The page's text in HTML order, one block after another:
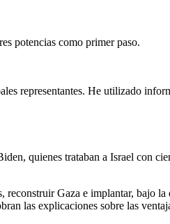
potencias como primer paso.
representantes. He utilizado
quienes trataban a Israel con
Gaza e implantar, bajo
las explicaciones sobre las